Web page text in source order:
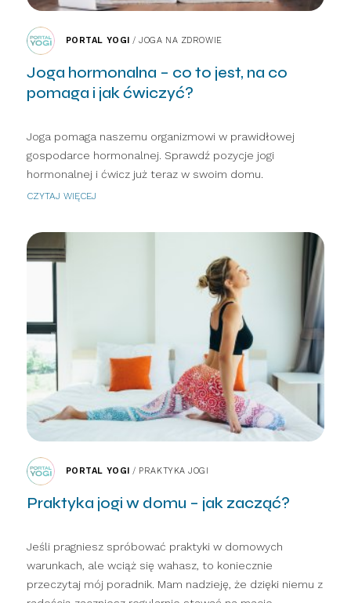
PORTAL YOGI /JOGA NA ZDROWIE
Joga hormonalna – co to jest, na co
pomaga i jak ćwiczyć?
Joga pomaga naszemu organizmowi w prawidłowej
gospodarce hormonalnej. Sprawdź pozycje jogi
hormonalnej i ćwicz już teraz w swoim domu.
CZYTAJ WIĘCEJ
PORTAL YOGI / PRAKTYKA JOGI
Praktyka jogi w domu – jak zacząć?
Jeśli pragniesz spróbować praktyki w domowych
warunkach, ale wciąż się wahasz, to koniecznie
przeczytaj mój poradnik. Mam nadzieję, że dzięki niemu z